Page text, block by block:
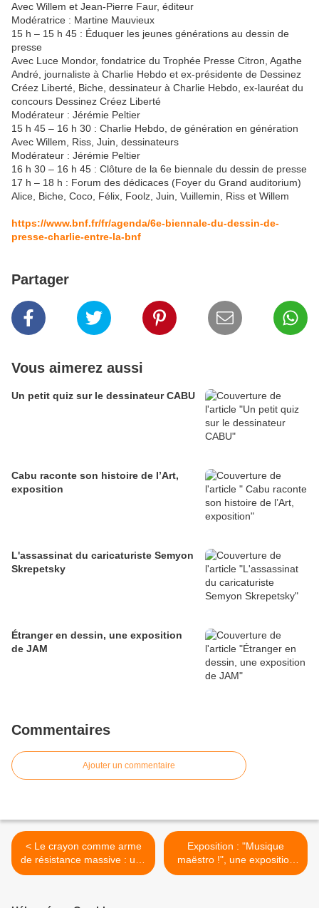
Avec Willem et Jean-Pierre Faur, éditeur
Modératrice : Martine Mauvieux
15 h – 15 h 45 : Éduquer les jeunes générations au dessin de
presse
Avec Luce Mondor, fondatrice du Trophée Presse Citron, Agathe
André, journaliste à Charlie Hebdo et ex-présidente de Dessinez
Créez Liberté, Biche, dessinateur à Charlie Hebdo, ex-lauréat du
concours Dessinez Créez Liberté
Modérateur : Jérémie Peltier
15 h 45 – 16 h 30 : Charlie Hebdo, de génération en génération
Avec Willem, Riss, Juin, dessinateurs
Modérateur : Jérémie Peltier
16 h 30 – 16 h 45 : Clôture de la 6e biennale du dessin de presse
17 h – 18 h : Forum des dédicaces (Foyer du Grand auditorium)
Alice, Biche, Coco, Félix, Foolz, Juin, Vuillemin, Riss et Willem
https://www.bnf.fr/fr/agenda/6e-biennale-du-dessin-de-
presse-charlie-entre-la-bnf
Partager
Vous aimerez aussi
Un petit quiz sur le dessinateur CABU
Cabu raconte son histoire de l’Art,
exposition
L'assassinat du caricaturiste Semyon
Skrepetsky
Étranger en dessin, une exposition
de JAM
Commentaires
Ajouter un commentaire
< Le crayon comme arme
de résistance massive : une
exposition organisée par
Exposition : "Musique
maëstro !", une exposition
itinérante de dessins sur la